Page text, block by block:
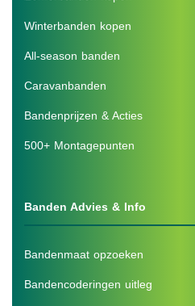
Winterbanden kopen
All-season banden
Caravanbanden
Bandenprijzen & Acties
500+ Montagepunten
Banden Advies & Info
Bandenmaat opzoeken
Bandencoderingen uitleg